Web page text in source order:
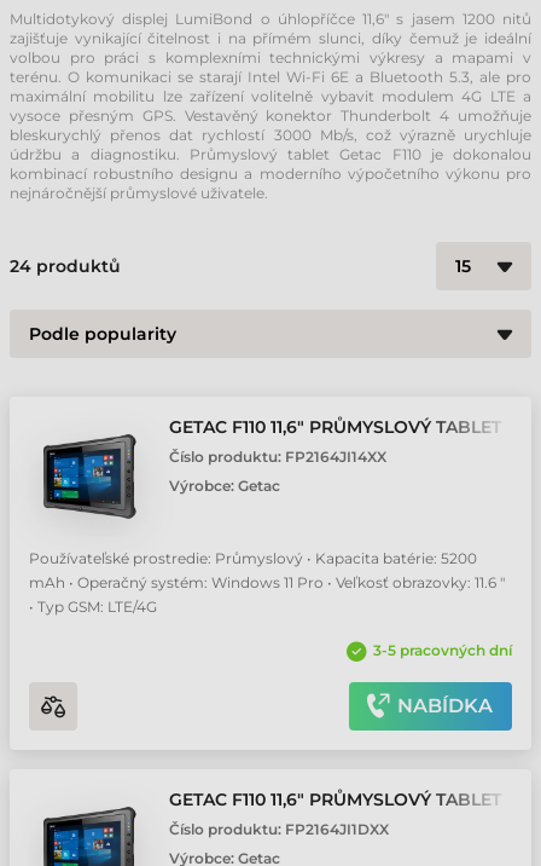
Multidotykový displej LumiBond o úhlopříčce 11,6" s jasem 1200 nitů
zajišťuje vynikající čitelnost i na přímém slunci, díky čemuž je ideální
volbou pro práci s komplexními technickými výkresy a mapami v
terénu. O komunikaci se starají Intel Wi-Fi 6E a Bluetooth 5.3, ale pro
maximální mobilitu lze zařízení volitelně vybavit modulem 4G LTE a
vysoce přesným GPS. Vestavěný konektor Thunderbolt 4 umožňuje
bleskurychlý přenos dat rychlostí 3000 Mb/s, což výrazně urychluje
údržbu a diagnostiku. Průmyslový tablet Getac F110 je dokonalou
kombinací robustního designu a moderního výpočetního výkonu pro
nejnáročnější průmyslové uživatele.
24 produktů
GETAC F110 11,6" PRŮMYSLOVÝ TABLET
Číslo produktu: FP2164JI14XX
Výrobce: Getac
Používateľské prostredie: Průmyslový • Kapacita batérie: 5200
mAh • Operačný systém: Windows 11 Pro • Veľkosť obrazovky: 11.6 "
• Typ GSM: LTE/4G
3-5 pracovných dní
NABÍDKA
GETAC F110 11,6" PRŮMYSLOVÝ TABLET
Číslo produktu: FP2164JI1DXX
Výrobce: Getac